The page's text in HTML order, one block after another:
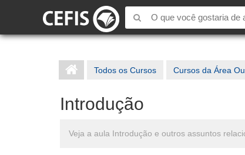
Todos os Cursos Cursos da Área
Introdução
Veja a aula Introdução e outros assuntos